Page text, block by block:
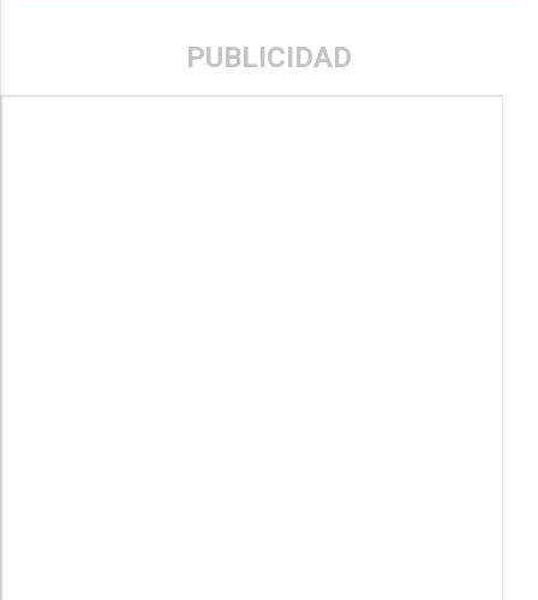
PUBLICIDAD